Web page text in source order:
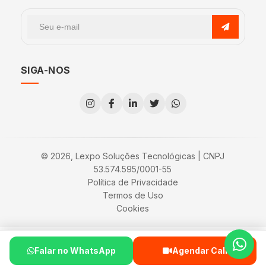
Falar no WhatsApp Agendar Call
SIGA-NOS
© 2026, Lexpo Soluções Tecnológicas | CNPJ
53.574.595/0001-55
Política de Privacidade
Termos de Uso
Cookies